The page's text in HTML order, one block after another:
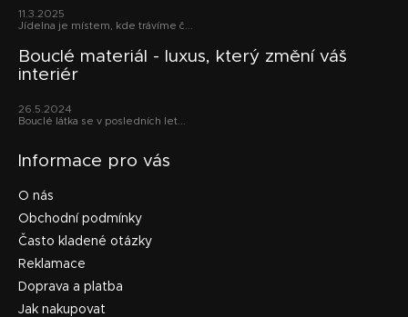
11.3.2025
Jídelna je místem, kde trávíme č...
Bouclé materiál - luxus, který změní váš
interiér
26.5.2024
Bouclé látka se v posledních let...
Informace pro vás
O nás
Obchodní podmínky
Často kladené otázky
Reklamace
Doprava a platba
Jak nakupovat